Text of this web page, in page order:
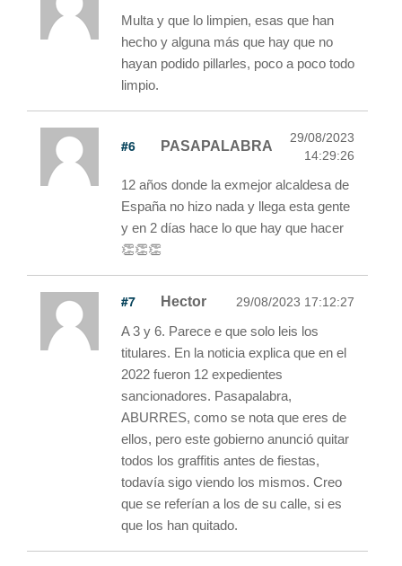
Multa y que lo limpien, esas que han
hecho y alguna más que hay que no
hayan podido pillarles, poco a poco todo
limpio.
#6 PASAPALABRA
29/08/2023
14:29:26
12 años donde la exmejor alcaldesa de
España no hizo nada y llega esta gente
y en 2 días hace lo que hay que hacer
👏👏👏
#7 Hector 29/08/2023 17:12:27
A 3 y 6. Parece e que solo leis los
titulares. En la noticia explica que en el
2022 fueron 12 expedientes
sancionadores. Pasapalabra,
ABURRES, como se nota que eres de
ellos, pero este gobierno anunció quitar
todos los graffitis antes de fiestas,
todavía sigo viendo los mismos. Creo
que se referían a los de su calle, si es
que los han quitado.